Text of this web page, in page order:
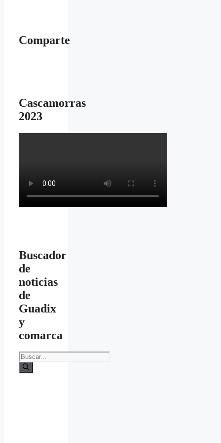
Comparte
Cascamorras
2023
Buscador
de
noticias
de
Guadix
y
comarca
Buscar: